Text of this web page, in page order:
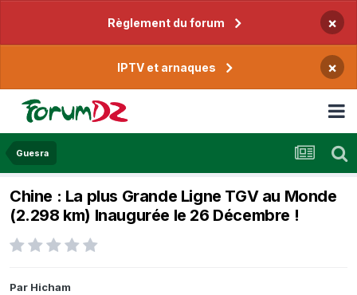
Règlement du forum ×
IPTV et arnaques ×
Guesra
Chine : La plus Grande Ligne TGV au Monde
(2.298 km) Inaugurée le 26 Décembre !
Par Hicham